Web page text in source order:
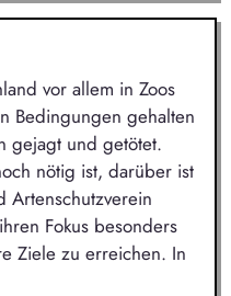
vor allem in Zoos
Bedingungen gehalten
gejagt und getötet.
nötig ist, darüber ist
Artenschutzverein
Fokus besonders
Ziele zu erreichen. In